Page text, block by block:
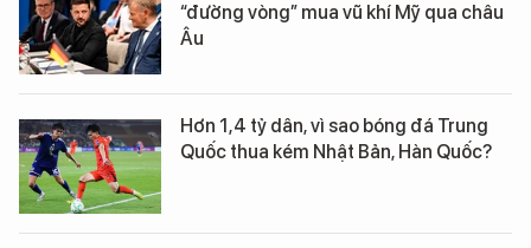
“đường vòng” mua vũ khí Mỹ qua châu
Âu
Hơn 1,4 tỷ dân, vì sao bóng đá Trung
Quốc thua kém Nhật Bản, Hàn Quốc?